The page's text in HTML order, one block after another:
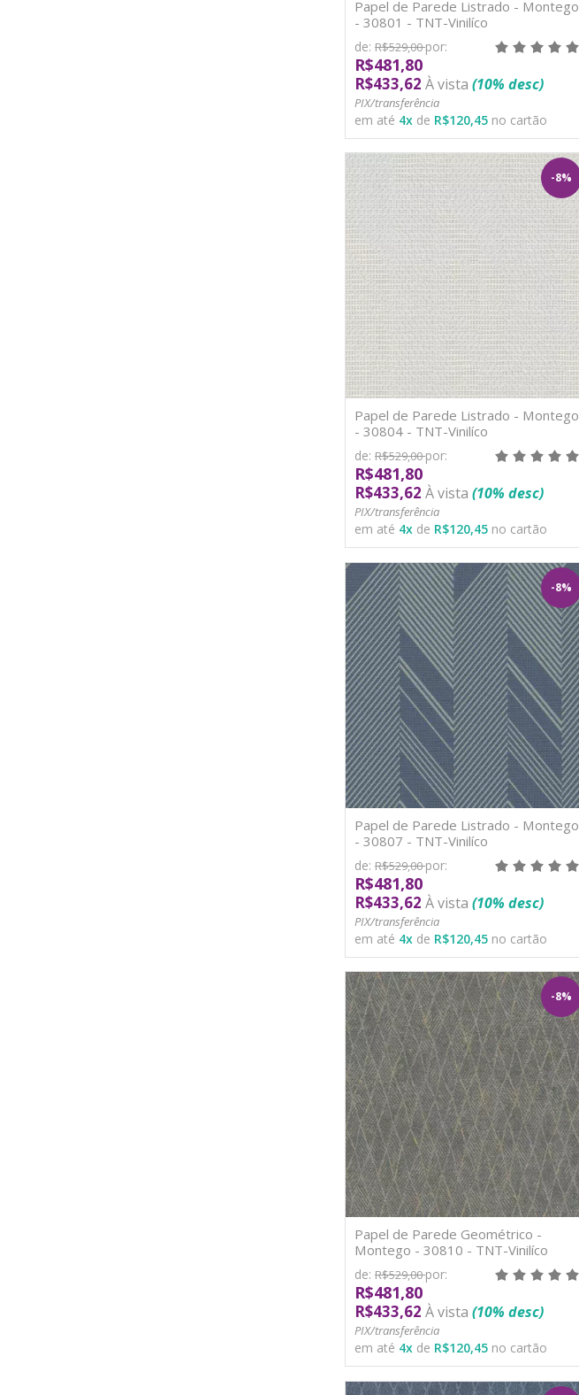
Papel de Parede Listrado - Montego
- 30801 - TNT-Vinilíco
de: R$529,00por:
R$481,80
R$433,62 À vista (10% desc)
PIX/transferência
em até 4x de R$120,45 no cartão
-8%
Papel de Parede Listrado - Montego
- 30804 - TNT-Vinilíco
de: R$529,00por:
R$481,80
R$433,62 À vista (10% desc)
PIX/transferência
em até 4x de R$120,45 no cartão
-8%
Papel de Parede Listrado - Montego
- 30807 - TNT-Vinilíco
de: R$529,00por:
R$481,80
R$433,62 À vista (10% desc)
PIX/transferência
em até 4x de R$120,45 no cartão
-8%
Papel de Parede Geométrico -
Montego - 30810 - TNT-Vinilíco
de: R$529,00por:
R$481,80
R$433,62 À vista (10% desc)
PIX/transferência
em até 4x de R$120,45 no cartão